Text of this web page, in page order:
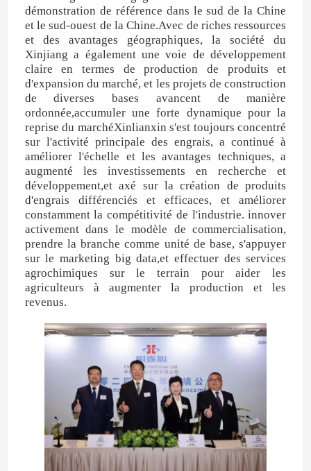
Maison
Produits
Vidéos
Au sujet de nous
Visite d'usine
Contrôle de qualité
démonstration de référence dans le sud de la Chine
et le sud-ouest de la Chine.Avec de riches ressources
et des avantages géographiques, la société du
Xinjiang a également une voie de développement
claire en termes de production de produits et
d'expansion du marché, et les projets de construction
de diverses bases avancent de manière
ordonnée,accumuler une forte dynamique pour la
reprise du marchéXinlianxin s'est toujours concentré
sur l'activité principale des engrais, a continué à
améliorer l'échelle et les avantages techniques, a
augmenté les investissements en recherche et
développement,et axé sur la création de produits
d'engrais différenciés et efficaces, et améliorer
constamment la compétitivité de l'industrie. innover
activement dans le modèle de commercialisation,
prendre la branche comme unité de base, s'appuyer
sur le marketing big data,et effectuer des services
agrochimiques sur le terrain pour aider les
agriculteurs à augmenter la production et les
revenus.